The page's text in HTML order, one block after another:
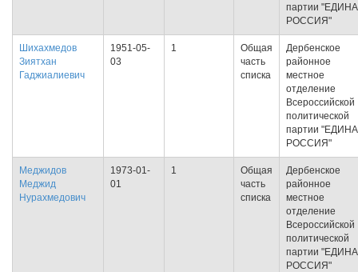
партии
РОССИЯ"
Шихахмедов
Зиятхан
Гаджиалиевич
1951-05-
03
1
Общая
часть
списка
Дербенское
районное
местное
отделение
Всероссийской
политической
партии
РОССИЯ"
Меджидов
Меджид
Нурахмедович
1973-01-
01
1
Общая
часть
списка
Дербенское
районное
местное
отделение
Всероссийской
политической
партии
РОССИЯ"